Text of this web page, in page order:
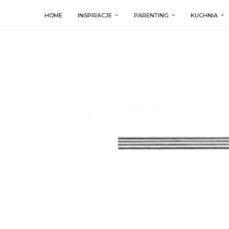
HOME INSPIRACJE PARENTING KUCHNIA